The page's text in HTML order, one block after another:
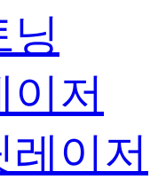
닝
이저
레이저